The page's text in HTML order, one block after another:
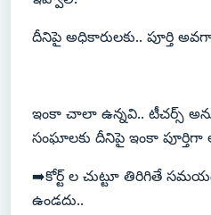
దీనిపై అధికారులకు.. పూర్తి
ఇంకా చాలా ఉన్నవి.. టీచర్స్
సంఘాలకు దీనిపై ఇంకా
➡️కోర్ట్ ల చుట్టూ తిరిగితే
ఉండదు..